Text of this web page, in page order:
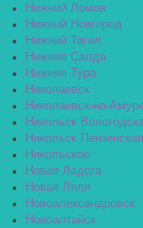
Нижний Ломов
Нижний Новгород
Нижний Тагил
Нижняя Салда
Нижняя Тура
Николаевск
Николаевск-на-
Никольск
Никольск
Никольское
Новая Ладога
Новая Ляля
Новоалександровск
Новоалтайск